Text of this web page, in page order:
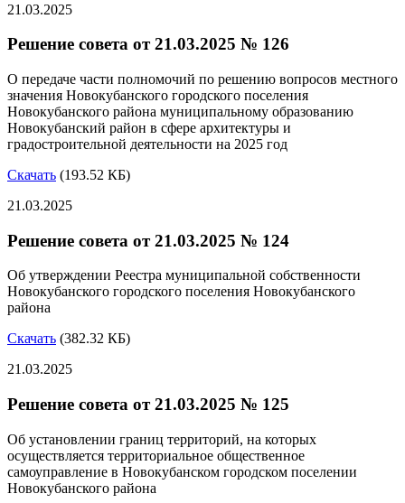
21.03.2025
Решение совета от 21.03.2025 № 126
О передаче части полномочий по решению вопросов местного
значения Новокубанского городского поселения
Новокубанского района муниципальному образованию
Новокубанский район в сфере архитектуры и
градостроительной деятельности на 2025 год
Скачать (193.52 КБ)
21.03.2025
Решение совета от 21.03.2025 № 124
Об утверждении Реестра муниципальной собственности
Новокубанского городского поселения Новокубанского
района
Скачать (382.32 КБ)
21.03.2025
Решение совета от 21.03.2025 № 125
Об установлении границ территорий, на которых
осуществляется территориальное общественное
самоуправление в Новокубанском городском поселении
Новокубанского района